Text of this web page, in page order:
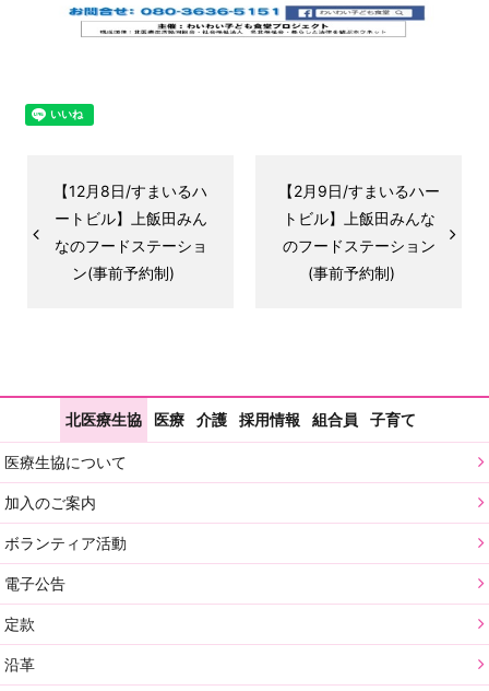
【12月8日/すまいるハ
ートビル】上飯田みん
なのフードステーショ
ン(事前予約制)
【2月9日/すまいるハー
トビル】上飯田みんな
のフードステーション
(事前予約制)
北医療生協 医療 介護 採用情報 組合員 子育て
医療生協について
加入のご案内
ボランティア活動
電子公告
定款
沿革